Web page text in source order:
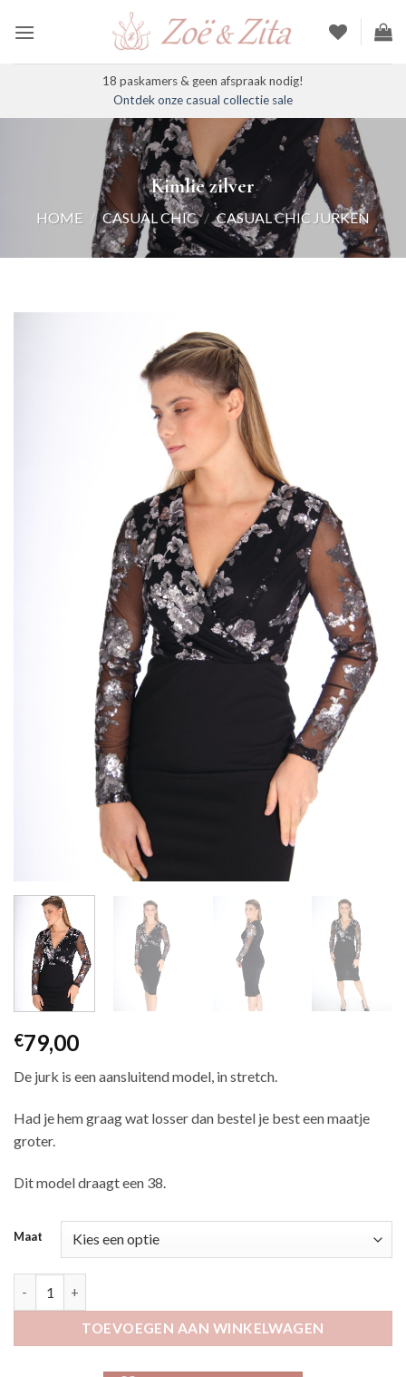
naar
18 paskamers & geen afspraak nodig!
Ontdek onze casual collectie sale
Kimlie zilver
HOME / CASUAL CHIC / CASUAL CHIC JURKEN
€79,00
De jurk is een aansluitend model, in stretch.
Had je hem graag wat losser dan bestel je best een maatje
groter.
Dit model draagt een 38.
Maat
TOEVOEGEN AAN WINKELWAGEN